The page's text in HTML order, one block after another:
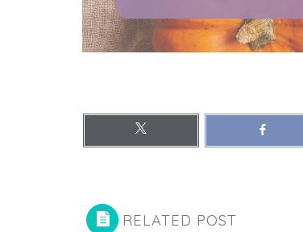
RELATED POST